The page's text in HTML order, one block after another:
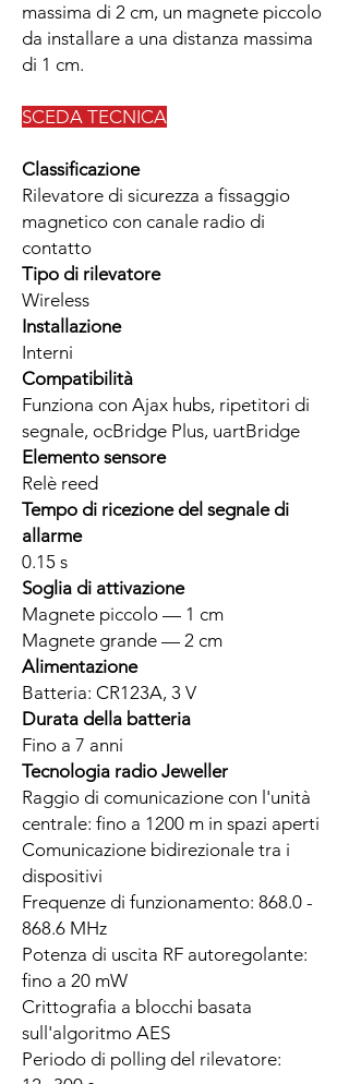
massima di 2 cm, un magnete piccolo
da installare a una distanza massima
di 1 cm.
SCEDA TECNICA
Classificazione
Rilevatore di sicurezza a fissaggio
magnetico con canale radio di
contatto
Tipo di rilevatore
Wireless
Installazione
Interni
Compatibilità
Funziona con Ajax hubs, ripetitori di
segnale, ocBridge Plus, uartBridge
Elemento sensore
Relè reed
Tempo di ricezione del segnale di
allarme
0.15 s
Soglia di attivazione
Magnete piccolo — 1 cm
Magnete grande — 2 cm
Alimentazione
Batteria: CR123A, 3 V
Durata della batteria
Fino a 7 anni
Tecnologia radio Jeweller
Raggio di comunicazione con l'unità
centrale: fino a 1200 m in spazi aperti
Comunicazione bidirezionale tra i
dispositivi
Frequenze di funzionamento: 868.0 -
868.6 MHz
Potenza di uscita RF autoregolante:
fino a 20 mW
Crittografia a blocchi basata
sull'algoritmo AES
Periodo di polling del rilevatore: